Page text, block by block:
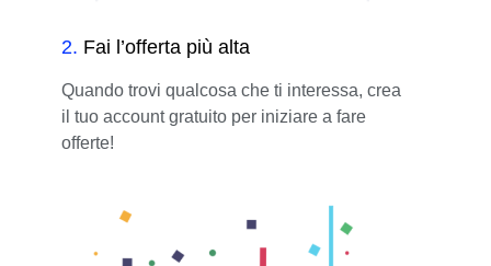
2. Fai l’offerta più alta
Quando trovi qualcosa che ti interessa, crea
il tuo account gratuito per iniziare a fare
offerte!